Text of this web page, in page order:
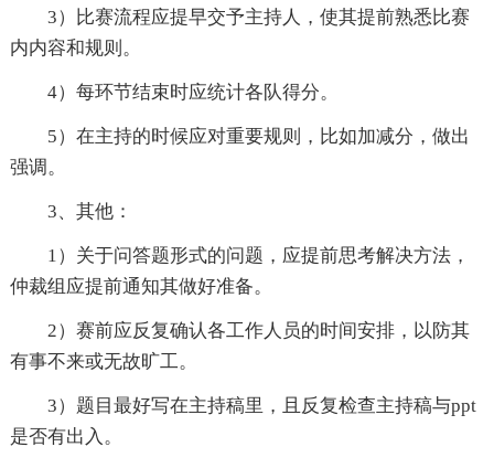
3）比赛流程应提早交予主持人，使其提前熟悉比赛
内内容和规则。
4）每环节结束时应统计各队得分。
5）在主持的时候应对重要规则，比如加减分，做出
强调。
3、其他：
1）关于问答题形式的问题，应提前思考解决方法，
仲裁组应提前通知其做好准备。
2）赛前应反复确认各工作人员的时间安排，以防其
有事不来或无故旷工。
3）题目最好写在主持稿里，且反复检查主持稿与ppt
是否有出入。